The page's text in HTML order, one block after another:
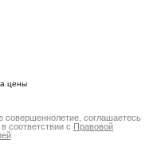
совершеннолетие, соглашаетесь
соответствии с Правовой